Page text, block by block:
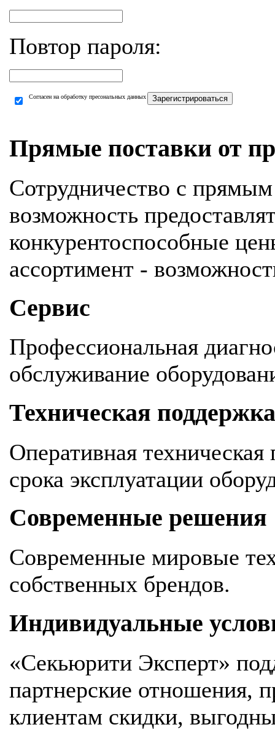
Повтор пароля:
Согласен на обработку пресональных данных Зарегистрироваться
Прямые поставки от
Сотрудничество с
возможность
конкурентоспособные
ассортимент -
Сервис
Профессиональная
обслуживание
Техническая поддержка
Оперативная техническая
срока эксплуатации
Современные решения
Современные мировые
собственных брендов.
Индивидуальные
«Секьюрити Эксперт»
партнерские отношения,
клиентам скидки,